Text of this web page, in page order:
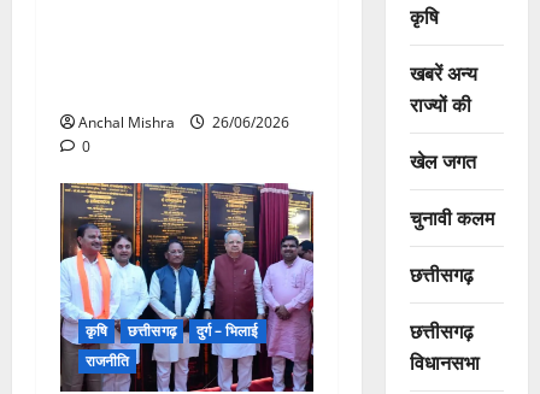
Anchal Mishra
26/06/2026
0
कृषि छत्तीसगढ़
दुर्ग – भिलाई
राजनीति
कृषि
खबरें अन्य
राज्यों की
खेल जगत
चुनावी कलम
छत्तीसगढ़
छत्तीसगढ़
विधानसभा